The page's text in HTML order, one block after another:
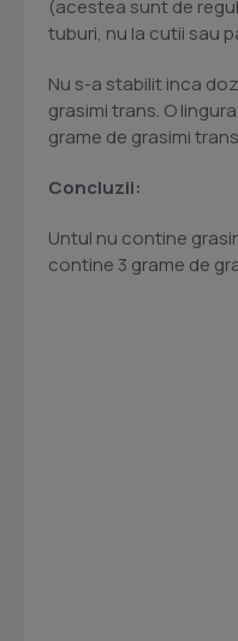
(acestea sunt de
tuburi, nu la cutii sau
Nu s-a stabilit inca
grasimi trans. O
grame de grasimi
Concluzii:
Untul nu contine
contine 3 grame de